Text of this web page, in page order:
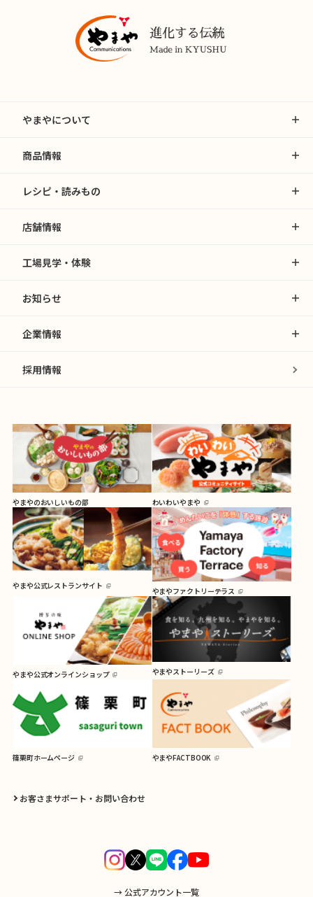
やまやについて
商品情報
レシピ・読みもの
店舗情報
工場見学・体験
お知らせ
企業情報
採用情報
お客さまサポート・お問い合わせ
→ 公式アカウント一覧
やまやのおいしいもの部 わいわいやまや
やまや公式レストランサイト
やまやファクトリーテラス
やまや公式オンラインショップ やまやストーリーズ
篠栗町ホームページ やまやFACTBOOK